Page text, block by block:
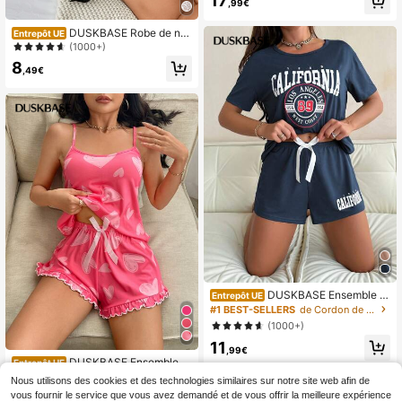
Entrepôt UE DUSKBASE Robe de nui
t en dentelle avec bretelles pour fe
(1000+)
8 ,49€
Entrepôt UE DUSKBASE Ensemble d
e pyjama avec volant à imprimé cœ
ur
9,39€
,99€
Entrepôt UE DUSKBASE Ensemble d
e pyjama casual à manches courtes
avec short, imprimé de slogan, pour
femmes
#1 BEST-SELLERS
de Cordon de serrage Vêtements de nuit pour femmes
(1000+)
11 ,99€
Nous utilisons des cookies et des technologies similaires sur notre site web afin de
vous fournir le service que vous avez demandé et de vous offrir la meilleure expérience